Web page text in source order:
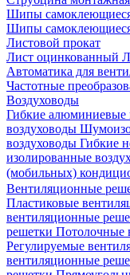
Шипы
Шипы
Листовой прокат
Лист оцинкованный
Автоматика для
Частотные
Воздуховоды
Гибкие алюминиевые
воздуховоды
воздуховоды Гибкие
изолированные
(мобильных)
Вентиляционные
Пластиковые
вентиляционные
решетки Потолочные
Регулируемые
вентиляционные